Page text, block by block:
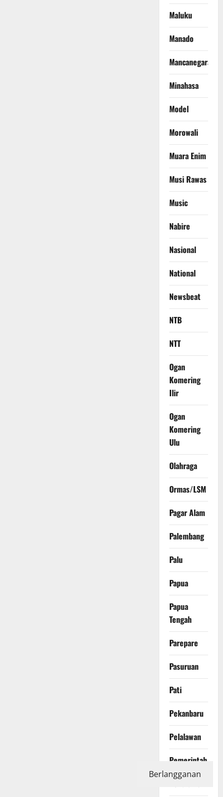
Maluku
Manado
Mancanegara
Minahasa
Model
Morowali
Muara Enim
Musi Rawas
Music
Nabire
Nasional
National
Newsbeat
NTB
NTT
Ogan
Komering
Ilir
Ogan
Komering
Ulu
Olahraga
Ormas/LSM
Pagar Alam
Palembang
Palu
Papua
Papua
Tengah
Parepare
Pasuruan
Pati
Pekanbaru
Pelalawan
Pemerintah
Berlangganan